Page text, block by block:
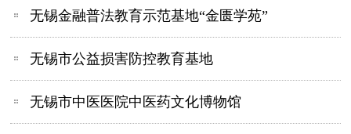
无锡金融普法教育示范基地“金匮学苑”
无锡市公益损害防控教育基地
无锡市中医医院中医药文化博物馆